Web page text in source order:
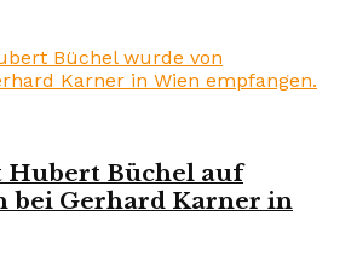
Hubert Büchel auf
bei Gerhard Karner in